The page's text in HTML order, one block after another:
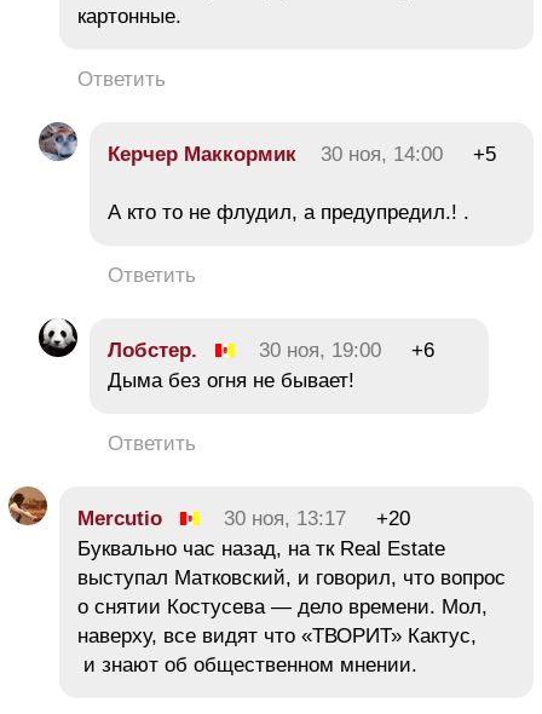
картонные.
Ответить
Керчер Маккормик 30 ноя, 14:00 +5
А кто то не флудил, а предупредил.! .
Ответить
Лобстер. 30 ноя, 19:00
+6
Дыма без огня не бывает!
Ответить
Mercutio 30 ноя, 13:17
+20
Буквально час назад, на тк Real Estate
выступал Матковский, и говорил, что вопрос
о снятии Костусева — дело времени. Мол,
наверху, все видят что «ТВОРИТ» Кактус,
и знают об общественном мнении.